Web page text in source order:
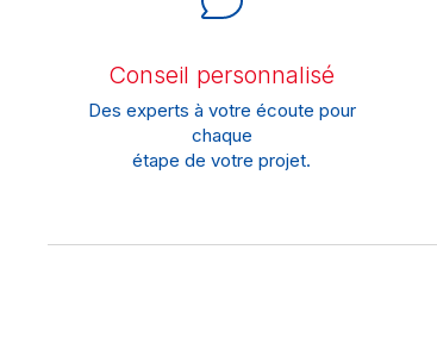
Conseil personnalisé
Des experts à votre écoute pour
chaque
étape de votre projet.